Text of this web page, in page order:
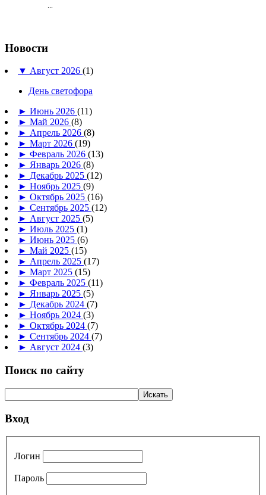
...
Новости
▼ Август 2026 (1)
День светофора
► Июнь 2026 (11)
► Май 2026 (8)
► Апрель 2026 (8)
► Март 2026 (19)
► Февраль 2026 (13)
► Январь 2026 (8)
► Декабрь 2025 (12)
► Ноябрь 2025 (9)
► Октябрь 2025 (16)
► Сентябрь 2025 (12)
► Август 2025 (5)
► Июль 2025 (1)
► Июнь 2025 (6)
► Май 2025 (15)
► Апрель 2025 (17)
► Март 2025 (15)
► Февраль 2025 (11)
► Январь 2025 (5)
► Декабрь 2024 (7)
► Ноябрь 2024 (3)
► Октябрь 2024 (7)
► Сентябрь 2024 (7)
► Август 2024 (3)
Поиск по сайту
Вход
Логин
Пароль